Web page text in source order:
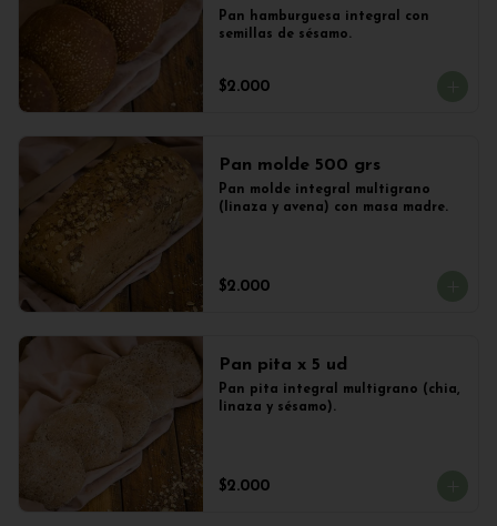
Pan hamburguesa integral con
semillas de sésamo.
$2.000
Pan molde 500 grs
Pan molde integral multigrano
(linaza y avena) con masa madre.
$2.000
Pan pita x 5 ud
Pan pita integral multigrano (chia,
linaza y sésamo).
$2.000